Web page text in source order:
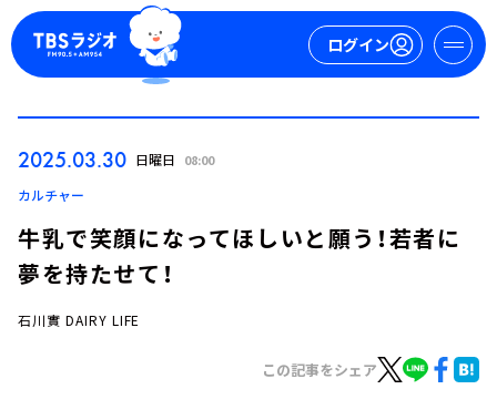
ログイン
2025.03.30 日曜日 08:00
カルチャー
牛乳で笑顔になってほしいと願う！若者に
夢を持たせて！
石川實 DAIRY LIFE
この記事をシェア